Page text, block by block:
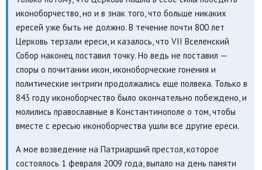
иконоборчество, но и в знак того, что больше никаких
ересей уже быть не должно. В течение почти 800 лет
Церковь терзали ереси, и казалось, что VII Вселенский
Собор наконец поставил точку. Но ведь не поставил —
споры о почитании икон, иконоборческие гонения и
политические интриги продолжались еще полвека. Только в
843 году иконоборчество было окончательно побеждено, и
молились православные в Константинополе о том, чтобы
вместе с ересью иконоборчества ушли все другие ереси.
А мое возведение на Патриарший престол, которое
состоялось 1 февраля 2009 года, выпало на день памяти